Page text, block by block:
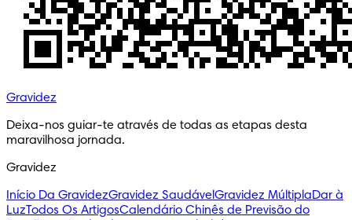
Gravidez
Deixa-nos guiar-te através de todas as etapas desta
maravilhosa jornada.
Gravidez
Início Da GravidezGravidez SaudávelGravidez MúltiplaDar à
LuzTodos Os ArtigosCalendário Chinês de Previsão do